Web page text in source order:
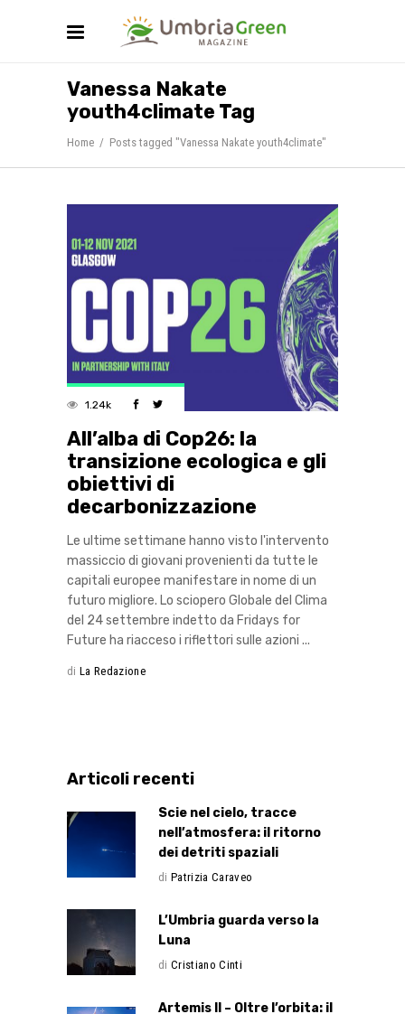
Vanessa Nakate
youth4climate Tag
Home / Posts tagged "Vanessa Nakate youth4climate"
1.24k
All’alba di Cop26: la
transizione ecologica e gli
obiettivi di
decarbonizzazione
Le ultime settimane hanno visto l'intervento
massiccio di giovani provenienti da tutte le
capitali europee manifestare in nome di un
futuro migliore. Lo sciopero Globale del Clima
del 24 settembre indetto da Fridays for
Future ha riacceso i riflettori sulle azioni
di La Redazione
Articoli recenti
Scie nel cielo, tracce
nell’atmosfera: il ritorno
dei detriti spaziali
di Patrizia Caraveo
L’Umbria guarda verso la
Luna
di Cristiano Cinti
Artemis II – Oltre l’orbita: il